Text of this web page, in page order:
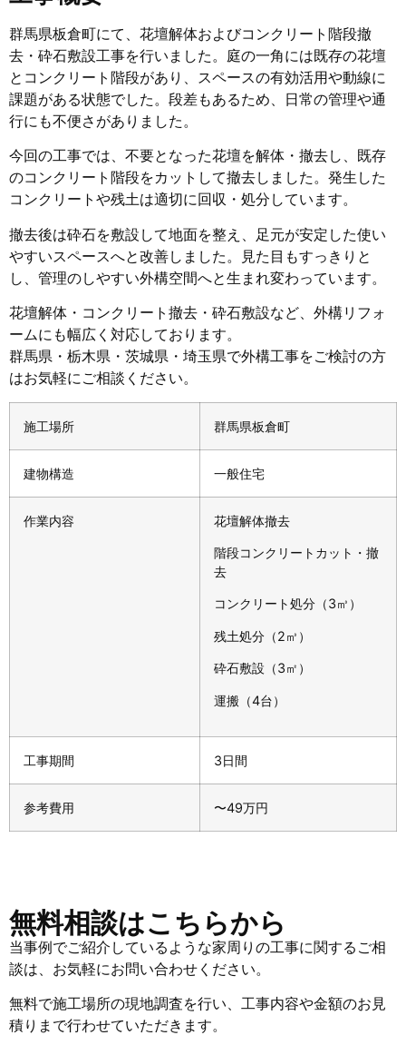
群馬県板倉町にて、花壇解体およびコンクリート階段撤
去・砕石敷設工事を行いました。庭の一角には既存の花壇
とコンクリート階段があり、スペースの有効活用や動線に
課題がある状態でした。段差もあるため、日常の管理や通
行にも不便さがありました。
今回の工事では、不要となった花壇を解体・撤去し、既存
のコンクリート階段をカットして撤去しました。発生した
コンクリートや残土は適切に回収・処分しています。
撤去後は砕石を敷設して地面を整え、足元が安定した使い
やすいスペースへと改善しました。見た目もすっきりと
し、管理のしやすい外構空間へと生まれ変わっています。
花壇解体・コンクリート撤去・砕石敷設など、外構リフォ
ームにも幅広く対応しております。
群馬県・栃木県・茨城県・埼玉県で外構工事をご検討の方
はお気軽にご相談ください。
施工場所 群馬県板倉町
建物構造 一般住宅
作業内容 花壇解体撤去
階段コンクリートカット・撤
去
コンクリート処分（3㎥）
残土処分（2㎥）
砕石敷設（3㎡）
運搬（4台）
工事期間 3日間
参考費用 〜49万円
無料相談はこちらから
当事例でご紹介しているような家周りの工事に関するご相
談は、お気軽にお問い合わせください。
無料で施工場所の現地調査を行い、工事内容や金額のお見
積りまで行わせていただきます。